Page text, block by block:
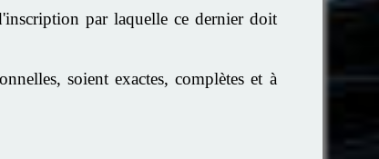
par laquelle ce dernier doit
soient exactes, complètes et à